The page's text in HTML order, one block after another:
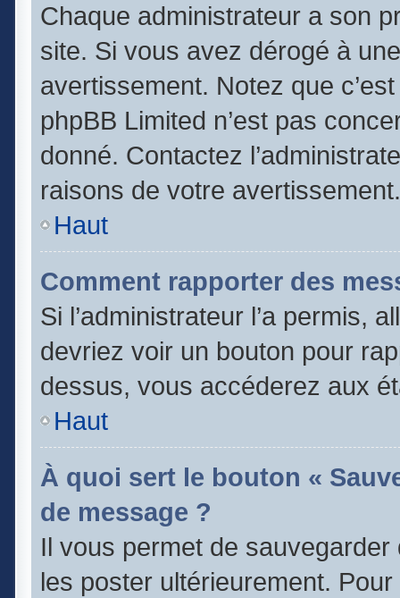
Chaque administrateur a son
site. Si vous avez dérogé à
avertissement. Notez que
phpBB Limited n’est pas
donné. Contactez
raisons de votre avertissement.
Haut
Comment rapporter des
Si l’administrateur l’a permis,
devriez voir un bouton pour
dessus, vous accéderez aux
Haut
À quoi sert le bouton «
de message ?
Il vous permet de
les poster ultérieurement.